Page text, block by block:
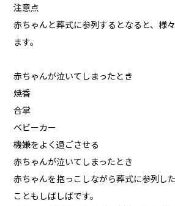
注意点
赤ちゃんと葬式に参列するとなると、様
ます。
赤ちゃんが泣いてしまったとき
焼香
合掌
ベビーカー
機嫌をよく過ごさせる
赤ちゃんが泣いてしまったとき
赤ちゃんを抱っこしながら葬式に参列し
こともしばしばです。